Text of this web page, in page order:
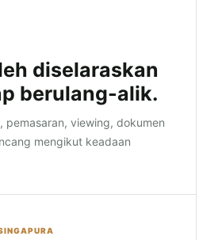
diselaraskan
berulang-alik.
pemasaran, viewing, dokumen
mengikut keadaan